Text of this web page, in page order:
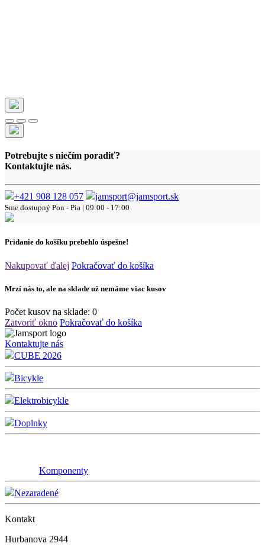
Potrebujte s niečím poradiť?
Kontaktujte nás.
+421 908 128 057 jamsport@jamsport.sk
Sme dostupný Pon - Pia | 09:00 - 17:00
Pridanie do košíku prebehlo úspešne!
Nakupovať ďalej Pokračovať do košíka
Mrzí nás to, ale na sklade už nemáme viac kusov
Počet kusov na sklade: 0
Zatvoriť okno Pokračovať do košíka
Kontaktujte nás
CUBE 2026
Bicykle
Elektrobicykle
Doplnky
Komponenty
Nezaradené
Kontakt
Hurbanova 2944